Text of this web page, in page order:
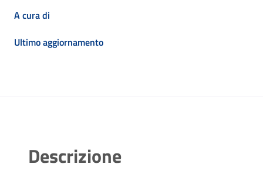
A cura di
Ultimo aggiornamento
Descrizione